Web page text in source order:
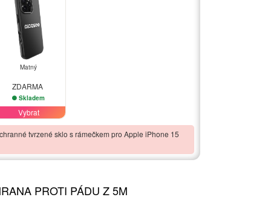
Matný
ZDARMA
Skladem
Vybrat
tvrzené sklo s rámečkem pro Apple iPhone 15
PROTI PÁDU Z 5M